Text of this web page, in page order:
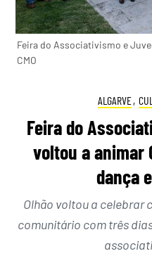
Feira do Associativismo e
CMO
ALGARVE,
Feira do
voltou a animar
dança
Olhão voltou a celebrar
comunitário com três